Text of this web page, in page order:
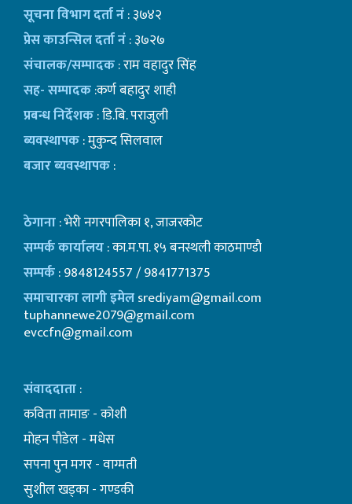
सूचना विभाग दर्ता नं: ३७४२
प्रेस काउन्सिल दर्ता नं: ३७२७
संचालक/सम्पादक: राम वहादुर सिंह
सह- सम्पादक:कर्ण बहादुर शाही
प्रबन्ध निर्देशक: डि.बि. पराजुली
ब्यवस्थापक: मुकुन्द सिलवाल
बजार ब्यवस्थापक:
ठेगाना: भेरी नगरपालिका १, जाजरकोट
सम्पर्क कार्यालय: का.म.पा. १५ बनस्थली काठमाण्डाै
सम्पर्क: 9848124557 / 9841771375
समाचारका लागी इमेलsrediyam@gmail.com
tuphannewe2079@gmail.com
evccfn@gmail.com
संवाददाता:
कविता तामाङ - कोशी
माेहन पाैडेल - मधेस
सपना पुन मगर - वाग्मती
सुशील खड्का - गण्डकी